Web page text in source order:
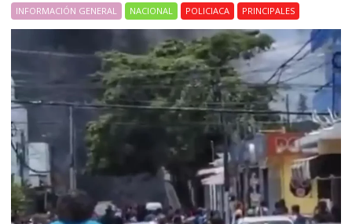
INFORMACIÓN GENERAL NACIONAL POLICIACA PRINCIPALES